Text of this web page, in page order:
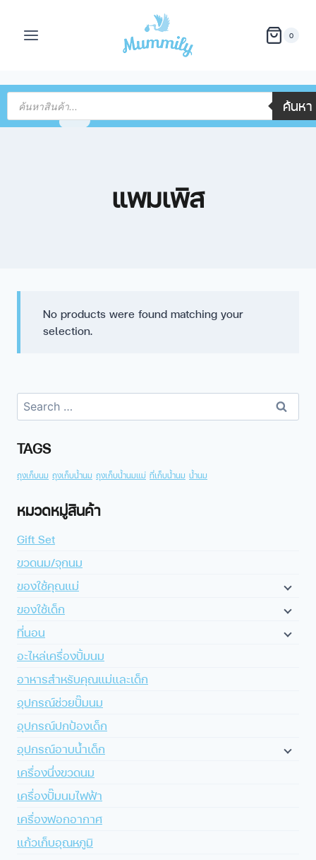
0
ค้นหา
แพมเพิส
No products were found matching your
selection.
TAGS
ถุงเก็บนม ถุงเก็บน้ำนม ถุงเก็บน้ำนมแม่ ที่เก็บน้ำนม น้ำนม
หมวดหมู่สินค้า
Gift Set
ขวดนม/จุกนม
ของใช้คุณแม่
ของใช้เด็ก
ที่นอน
อะไหล่เครื่องปั้มนม
อาหารสำหรับคุณแม่และเด็ก
อุปกรณ์ช่วยปั๊มนม
อุปกรณ์ปกป้องเด็ก
อุปกรณ์อาบน้ำเด็ก
เครื่องนึ่งขวดนม
เครื่องปั๊มนมไฟฟ้า
เครื่องฟอกอากาศ
แก้วเก็บอุณหภูมิ